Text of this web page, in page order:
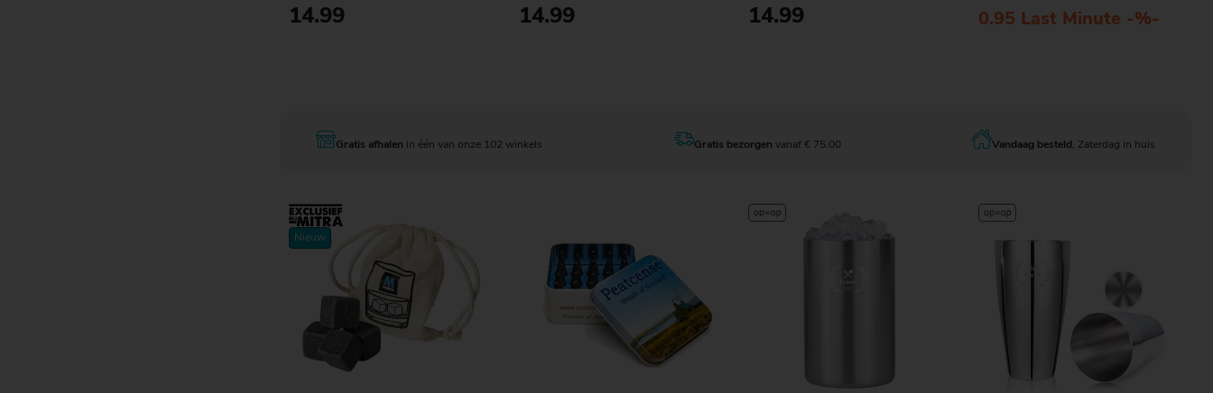
14.99 14.99 14.99 0.95 Last Minute -%-
Gratis afhalen in één van onze 102 winkels Gratis bezorgen vanaf € 75.00 Vandaag besteld , Zaterdag in huis
Nieuw